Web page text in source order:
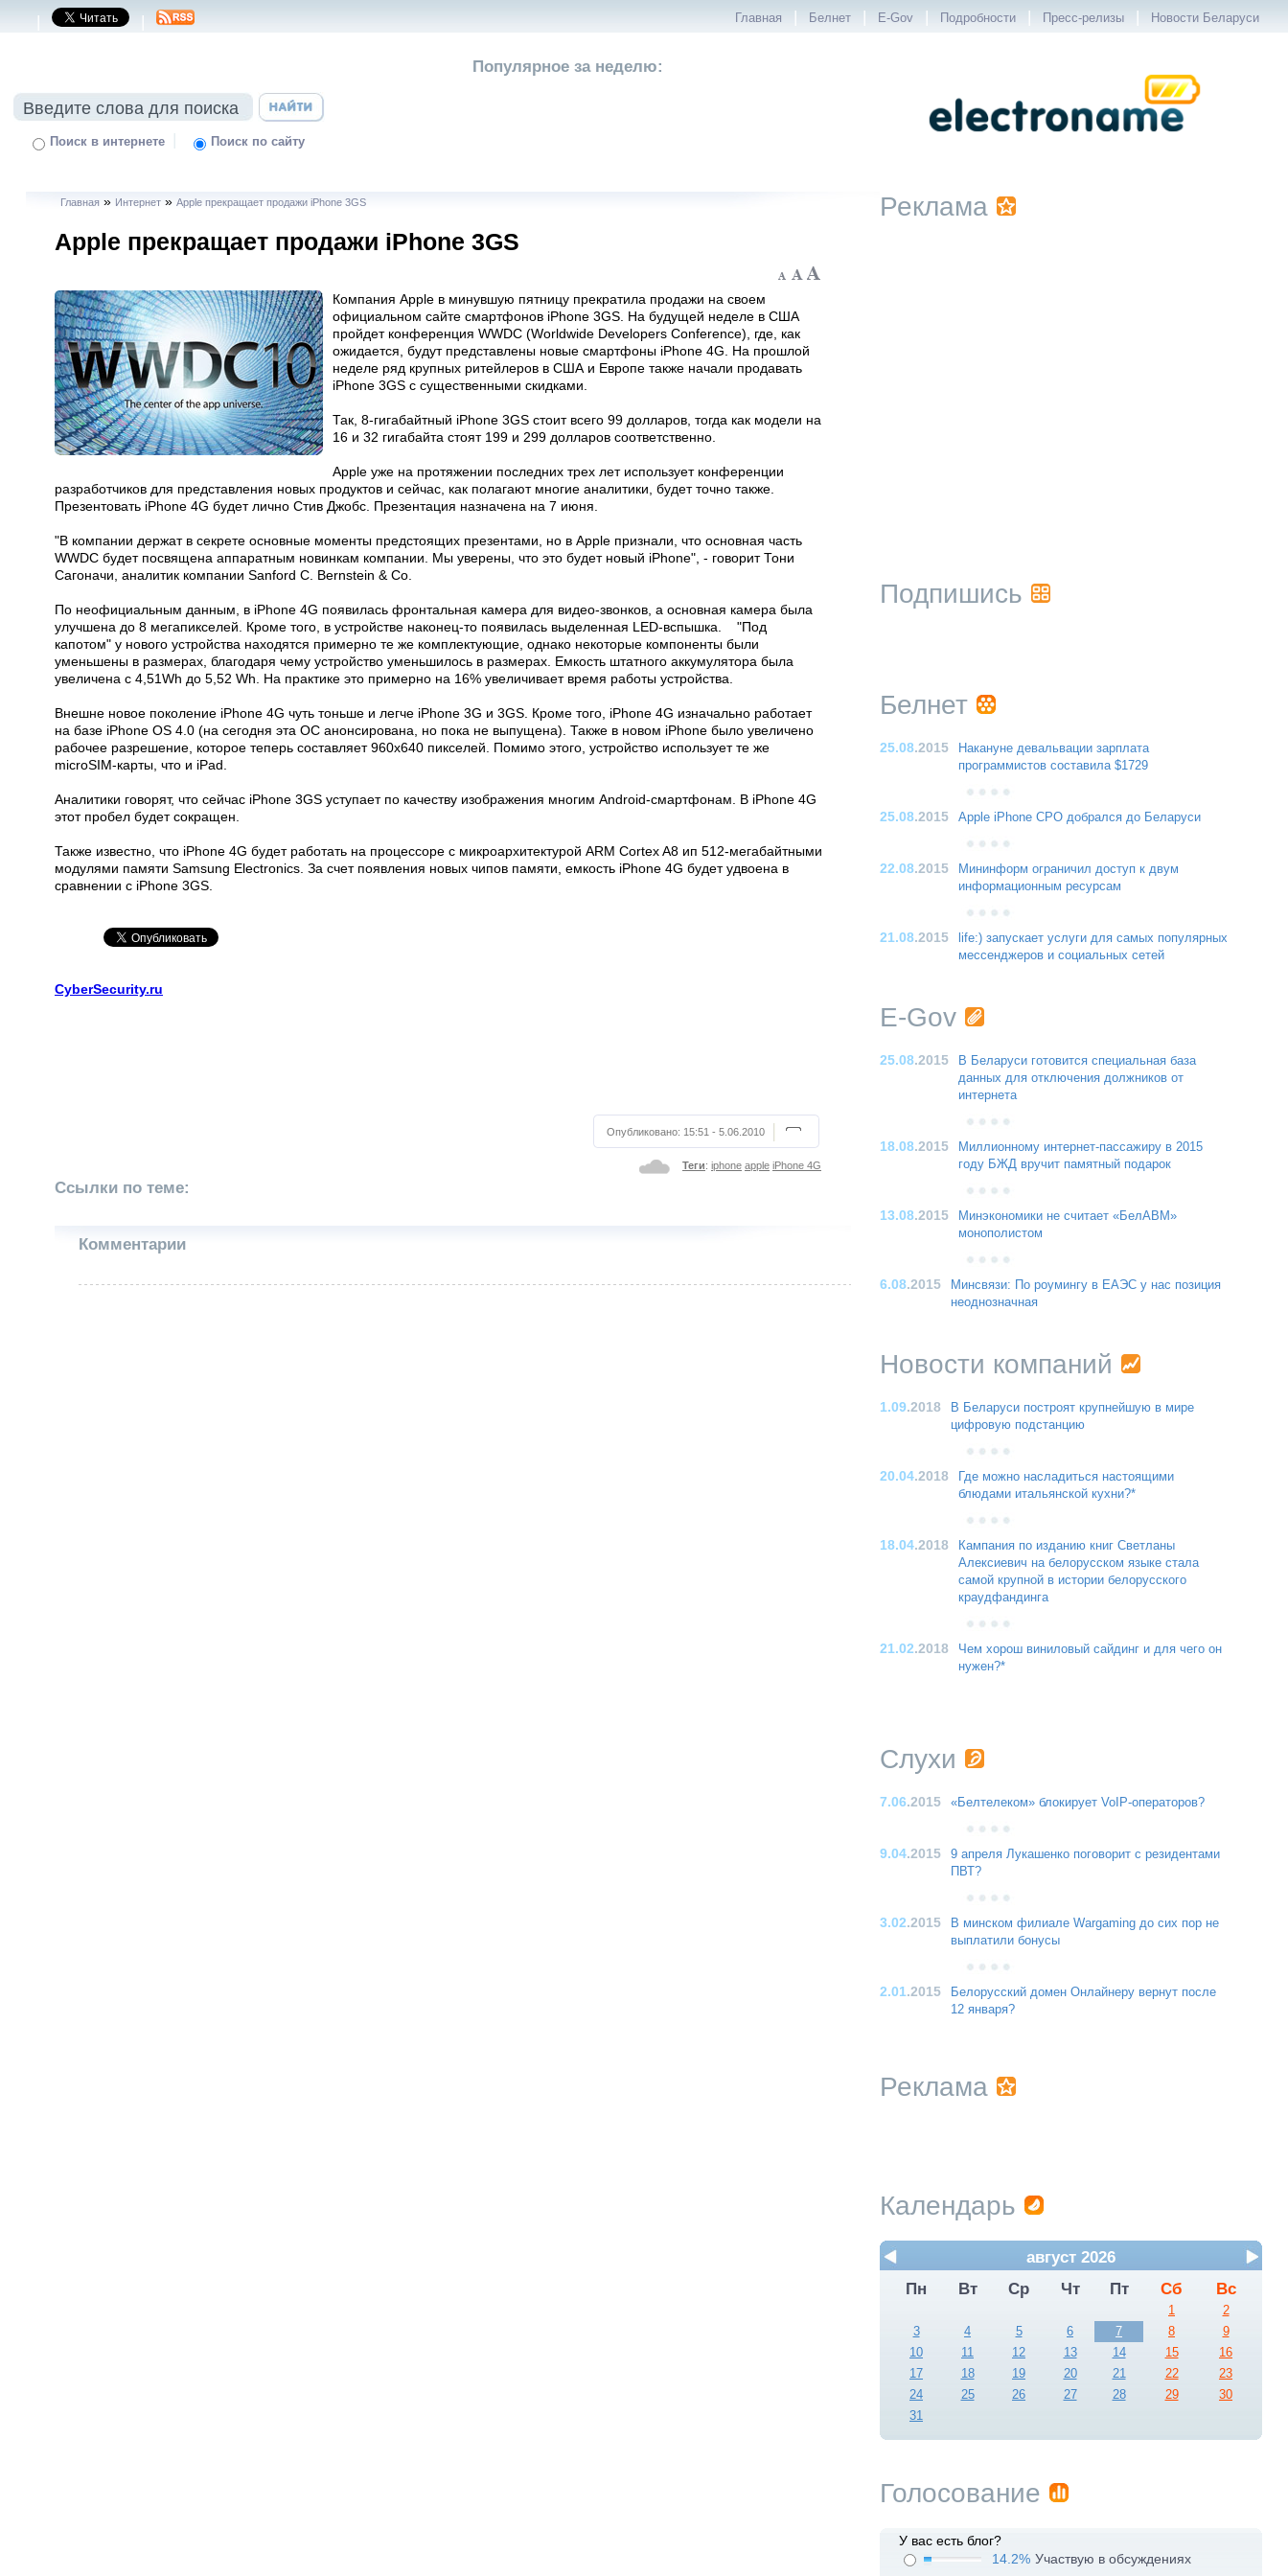
| | Главная | Белнет | E-Gov | Подробности | Пресс-релизы | Новости Беларуси
Поиск в интернете | Поиск по сайту
Популярное за неделю:
Главная » Интернет» Apple прекращает продажи iPhone 3GS
Apple прекращает продажи iPhone 3GS
Компания Apple в минувшую пятницу прекратила продажи на своем
официальном сайте смартфонов iPhone 3GS. На будущей неделе в США
пройдет конференция WWDC (Worldwide Developers Conference), где, как
ожидается, будут представлены новые смартфоны iPhone 4G. На прошлой
неделе ряд крупных ритейлеров в США и Европе также начали продавать
iPhone 3GS с существенными скидками.
Так, 8-гигабайтный iPhone 3GS стоит всего 99 долларов, тогда как модели на
16 и 32 гигабайта стоят 199 и 299 долларов соответственно.
Apple уже на протяжении последних трех лет использует конференции
разработчиков для представления новых продуктов и сейчас, как полагают многие аналитики, будет точно также.
Презентовать iPhone 4G будет лично Стив Джобс. Презентация назначена на 7 июня.
"В компании держат в секрете основные моменты предстоящих презентами, но в Apple признали, что основная часть
WWDC будет посвящена аппаратным новинкам компании. Мы уверены, что это будет новый iPhone", - говорит Тони
Сагоначи, аналитик компании Sanford C. Bernstein & Co.
По неофициальным данным, в iPhone 4G появилась фронтальная камера для видео-звонков, а основная камера была
улучшена до 8 мегапикселей. Кроме того, в устройстве наконец-то появилась выделенная LED-вспышка. "Под
капотом" у нового устройства находятся примерно те же комплектующие, однако некоторые компоненты были
уменьшены в размерах, благодаря чему устройство уменьшилось в размерах. Емкость штатного аккумулятора была
увеличена с 4,51Wh до 5,52 Wh. На практике это примерно на 16% увеличивает время работы устройства.
Внешне новое поколение iPhone 4G чуть тоньше и легче iPhone 3G и 3GS. Кроме того, iPhone 4G изначально работает
на базе iPhone OS 4.0 (на сегодня эта ОС анонсирована, но пока не выпущена). Также в новом iPhone было увеличено
рабочее разрешение, которое теперь составляет 960х640 пикселей. Помимо этого, устройство использует те же
microSIM-карты, что и iPad.
Аналитики говорят, что сейчас iPhone 3GS уступает по качеству изображения многим Android-смартфонам. В iPhone 4G
этот пробел будет сокращен.
Также известно, что iPhone 4G будет работать на процессоре с микроархитектурой ARM Cortex A8 ип 512-мегабайтными
модулями памяти Samsung Electronics. За счет появления новых чипов памяти, емкость iPhone 4G будет удвоена в
сравнении с iPhone 3GS.
CyberSecurity.ru
Опубликовано: 15:51 - 5.06.2010
Теги: iphone apple iPhone 4G
Ссылки по теме:
Комментарии
Реклама
Подпишись
Белнет
25.08.2015
Накануне девальвации зарплата
программистов составила $1729
25.08.2015 Apple iPhone CPO добрался до Беларуси
22.08.2015
Мининформ ограничил доступ к двум
информационным ресурсам
21.08.2015
life:) запускает услуги для самых популярных
мессенджеров и социальных сетей
E-Gov
25.08.2015
В Беларуси готовится специальная база
данных для отключения должников от
интернета
18.08.2015
Миллионному интернет-пассажиру в 2015
году БЖД вручит памятный подарок
13.08.2015
Минэкономики не считает «БелАВМ»
монополистом
6.08.2015
Минсвязи: По роумингу в ЕАЭС у нас позиция
неоднозначная
Новости компаний
1.09.2018
В Беларуси построят крупнейшую в мире
цифровую подстанцию
20.04.2018
Где можно насладиться настоящими
блюдами итальянской кухни?*
18.04.2018
Кампания по изданию книг Светланы
Алексиевич на белорусском языке стала
самой крупной в истории белорусского
краудфандинга
21.02.2018
Чем хорош виниловый сайдинг и для чего он
нужен?*
Слухи
7.06.2015 «Белтелеком» блокирует VoIP-операторов?
9.04.2015
9 апреля Лукашенко поговорит с резидентами
ПВТ?
3.02.2015
В минском филиале Wargaming до сих пор не
выплатили бонусы
2.01.2015
Белорусский домен Онлайнеру вернут после
12 января?
Реклама
Календарь
август 2026
Пн
Вт Ср Чт Пт Сб Вс
1
2
3
4 5 6 7 8
9
10
11 12 13 14 15
16
17
18 19 20 21 22
23
24
25 26 27 28 29
30
31
Голосование
У вас есть блог?
14.2% Участвую в обсуждениях